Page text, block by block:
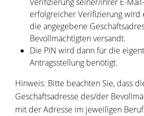
erfolgreicher Verifizierung wird
die angegebene
Bevollmächtigten versandt.
Die PIN wird dann für die
Antragsstellung benötigt.
Hinweis: Bitte beachten Sie, dass
Geschäftsadresse des/der
mit der Adresse im jeweiligen